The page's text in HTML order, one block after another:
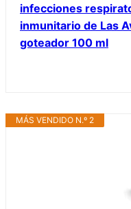
infecciones
inmunitario de Las
goteador 100 ml
MÁS VENDIDO N.º 2